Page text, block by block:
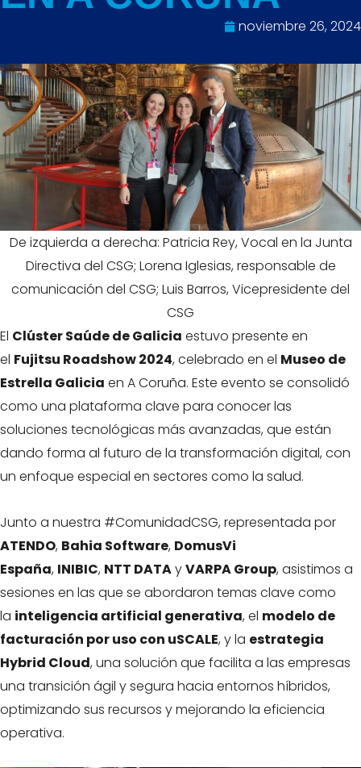
noviembre 26, 2024
De izquierda a derecha: Patricia Rey, Vocal en la Junta
Directiva del CSG; Lorena Iglesias, responsable de
comunicación del CSG; Luis Barros, Vicepresidente del
CSG
El Clúster Saúde de Galicia estuvo presente en
el Fujitsu Roadshow 2024, celebrado en el Museo de
Estrella Galicia en A Coruña. Este evento se consolidó
como una plataforma clave para conocer las
soluciones tecnológicas más avanzadas, que están
dando forma al futuro de la transformación digital, con
un enfoque especial en sectores como la salud.
Junto a nuestra #ComunidadCSG, representada por
ATENDO, Bahia Software, DomusVi
España, INIBIC, NTT DATAyVARPA Group, asistimos a
sesiones en las que se abordaron temas clave como
la inteligencia artificial generativa, el modelo de
facturación por uso con uSCALE, y la estrategia
Hybrid Cloud, una solución que facilita a las empresas
una transición ágil y segura hacia entornos híbridos,
optimizando sus recursos y mejorando la eficiencia
operativa.